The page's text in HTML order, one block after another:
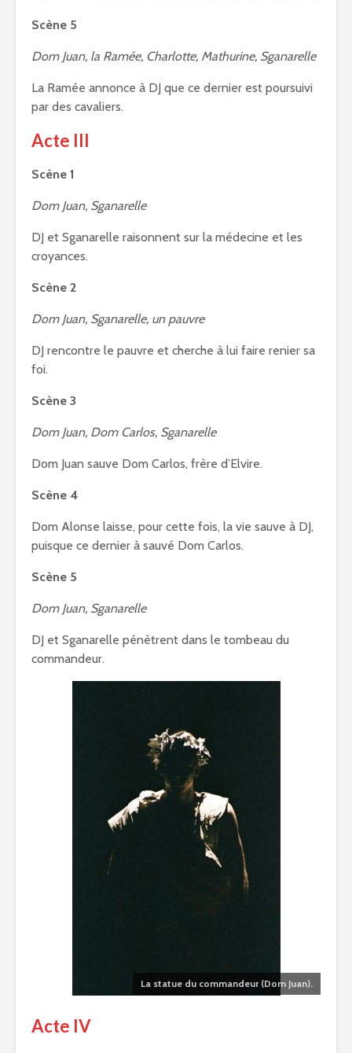
Scène 5
Dom Juan, la Ramée, Charlotte, Mathurine, Sganarelle
La Ramée annonce à DJ que ce dernier est poursuivi
par des cavaliers.
Acte III
Scène 1
Dom Juan, Sganarelle
DJ et Sganarelle raisonnent sur la médecine et les
croyances.
Scène 2
Dom Juan, Sganarelle, un pauvre
DJ rencontre le pauvre et cherche à lui faire renier sa
foi.
Scène 3
Dom Juan, Dom Carlos, Sganarelle
Dom Juan sauve Dom Carlos, frère d’Elvire.
Scène 4
Dom Alonse laisse, pour cette fois, la vie sauve à DJ,
puisque ce dernier à sauvé Dom Carlos.
Scène 5
Dom Juan, Sganarelle
DJ et Sganarelle pénètrent dans le tombeau du
commandeur.
La statue du commandeur (Dom Juan).
Acte IV